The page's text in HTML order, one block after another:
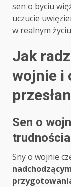
sen o byciu
uczucie
w realnym
Jak
wojnie i
Sen o
Sny o wojnie